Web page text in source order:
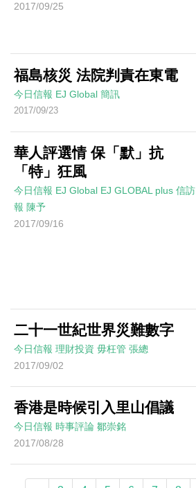
2017/09/25
福島核災 法院判責在東電
今日信報 EJ Global 簡訊
2017/09/23
華人評選情 保「默」抗
「特」狂風
今日信報 EJ Global EJ GLOBAL plus 信訪
報 陳予
2017/09/16
二十一世紀世界災難數字
今日信報 理財投資 毋枉管 張總
2017/09/02
香港是時候引入里山倡議
今日信報 時事評論 鄒崇銘
2017/08/28